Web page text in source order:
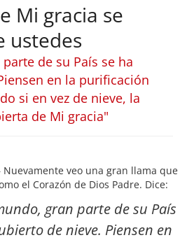
Mi gracia se
ustedes
de su País se ha
en la purificación
si en vez de nieve, la
de Mi gracia"
Nuevamente veo una gran llama que
el Corazón de Dios Padre. Dice:
gran parte de su País
de nieve. Piensen en